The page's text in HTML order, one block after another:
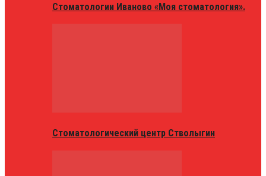
Стоматологии Иваново «Моя стоматология».
Стоматологический центр Стволыгин